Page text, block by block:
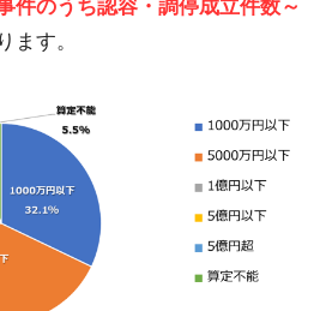
件のうち認容・調停成立件数～
ます。